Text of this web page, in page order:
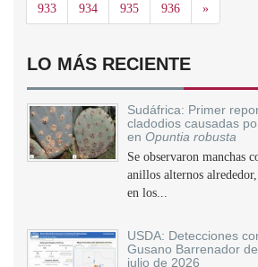
933 934 935 936 »Siguiente
LO MÁS RECIENTE
Sudáfrica: Primer
cladodios causadas
en Opuntia robusta
Se observaron manchas
anillos alternos
en los...
USDA: Detecciones
Gusano Barrenador
julio de 2026